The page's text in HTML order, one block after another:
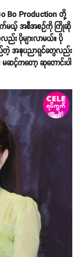
Bo Production တို့
ာက်မယ့် အစီအစဉ်ကို ကြိုဆို
း ပိုများလာမယ်။ ပို
ည်တဲ့ အနုပညာရှင်တွေလည်း
ဆင့်ကတော့ ဆုတောင်းပါ